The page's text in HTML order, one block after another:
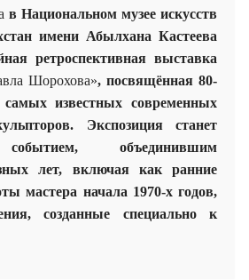
в Национальном музее искусств
имени Абылхана Кастеева
ретроспективная выставка
Шорохова», посвящённая 80-
известных современных
Экспозиция станет
объединившим
лет, включая как ранние
мастера начала 1970-х годов,
созданные специально к